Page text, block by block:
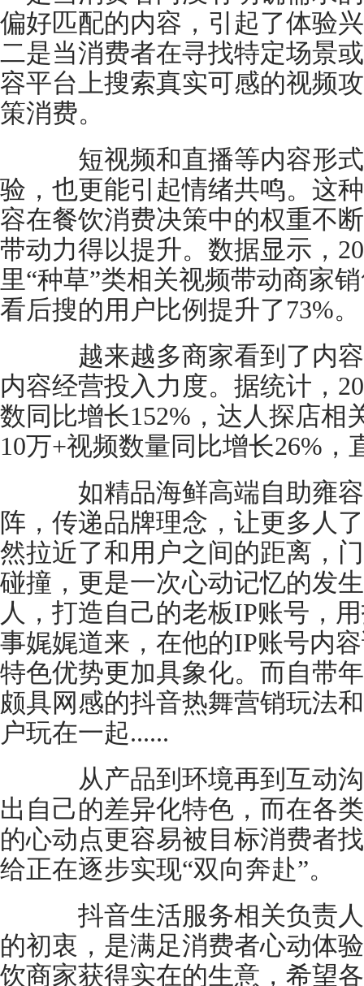
偏好匹配的内容，引起了体验
二是当消费者在寻找特定场景
容平台上搜索真实可感的视频
策消费。
短视频和直播等内容形式
验，也更能引起情绪共鸣。这
容在餐饮消费决策中的权重不
带动力得以提升。数据显示，
里“种草”类相关视频带动商家
看后搜的用户比例提升了73%。
越来越多商家看到了内容
内容经营投入力度。据统计，
数同比增长152%，达人探店相
10万+视频数量同比增长26%，
如精品海鲜高端自助雍容
阵，传递品牌理念，让更多人
然拉近了和用户之间的距离，
碰撞，更是一次心动记忆的发
人，打造自己的老板IP账号，
事娓娓道来，在他的IP账号内
特色优势更加具象化。而自带
颇具网感的抖音热舞营销玩法
户玩在一起......
从产品到环境再到互动沟
出自己的差异化特色，而在各
的心动点更容易被目标消费者
给正在逐步实现“双向奔赴”。
抖音生活服务相关负责人
的初衷，是满足消费者心动体
饮商家获得实在的生意，希望